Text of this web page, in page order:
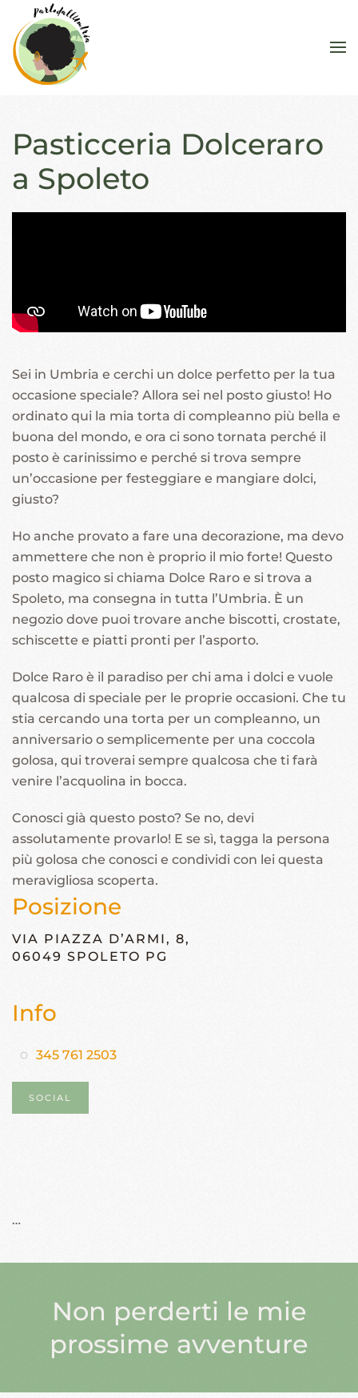
Skip to main content
Pasticceria Dolceraro
a Spoleto
Sei in Umbria e cerchi un dolce perfetto per la tua
occasione speciale? Allora sei nel posto giusto! Ho
ordinato qui la mia torta di compleanno più bella e
buona del mondo, e ora ci sono tornata perché il
posto è carinissimo e perché si trova sempre
un’occasione per festeggiare e mangiare dolci,
giusto?
Ho anche provato a fare una decorazione, ma devo
ammettere che non è proprio il mio forte! Questo
posto magico si chiama Dolce Raro e si trova a
Spoleto, ma consegna in tutta l’Umbria. È un
negozio dove puoi trovare anche biscotti, crostate,
schiscette e piatti pronti per l’asporto.
Dolce Raro è il paradiso per chi ama i dolci e vuole
qualcosa di speciale per le proprie occasioni. Che tu
stia cercando una torta per un compleanno, un
anniversario o semplicemente per una coccola
golosa, qui troverai sempre qualcosa che ti farà
venire l’acquolina in bocca.
Conosci già questo posto? Se no, devi
assolutamente provarlo! E se sì, tagga la persona
più golosa che conosci e condividi con lei questa
meravigliosa scoperta.
Posizione
VIA PIAZZA D’ARMI, 8,
06049 SPOLETO PG
Info
345 761 2503
SOCIAL
…
Non perderti le mie
prossime avventure